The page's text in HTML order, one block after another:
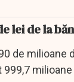
lei de la
de milioane